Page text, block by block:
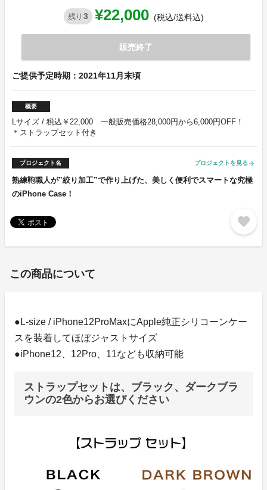
残り 3 ¥22,000 (税込/送料込)
販売終了
ご提供予定時期：2021年11月末頃
概要
Lサイズ / 税込￥22,000 一般販売価格28,000円から6,000円OFF！
＊ストラップセット付き
プロジェクト名 プロジェクトを見る arrow_forward
熟練鞄職人が”絞り加工”で作り上げた、美しく便利でスマートな究極
のiPhone Case！
favorite
この商品について
●L-size / iPhone12ProMaxにApple純正シリコーンケー
スを装着してほぼジャストサイズ
●iPhone12、12Pro、11なども収納可能
ストラップセットは、ブラック、ダークブラ
ウンの2色からお選びください